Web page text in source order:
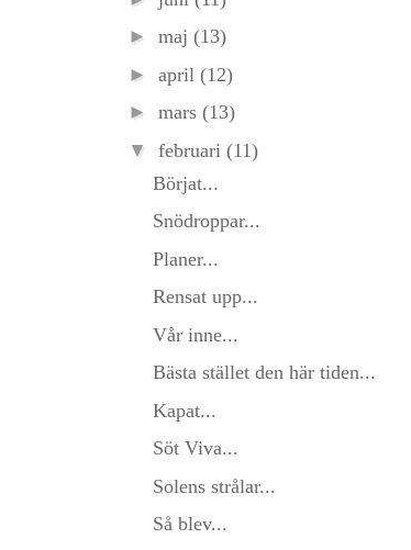
► maj (13)
► april (12)
► mars (13)
▼ februari (11)
Börjat...
Snödroppar...
Planer...
Rensat upp...
Vår inne...
Bästa stället den här tiden...
Kapat...
Söt Viva...
Solens strålar...
Så blev...